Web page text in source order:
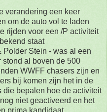
verandering een keer
om de auto vol te laden
rijden voor een /P activiteit
staat
Polder Stein - was al een
stond al boven de 500
WWFF chasers zijn en
bij komen zijn het in de
die bepalen hoe de activiteit
niet geactiveerd en het
prima kandidaat.